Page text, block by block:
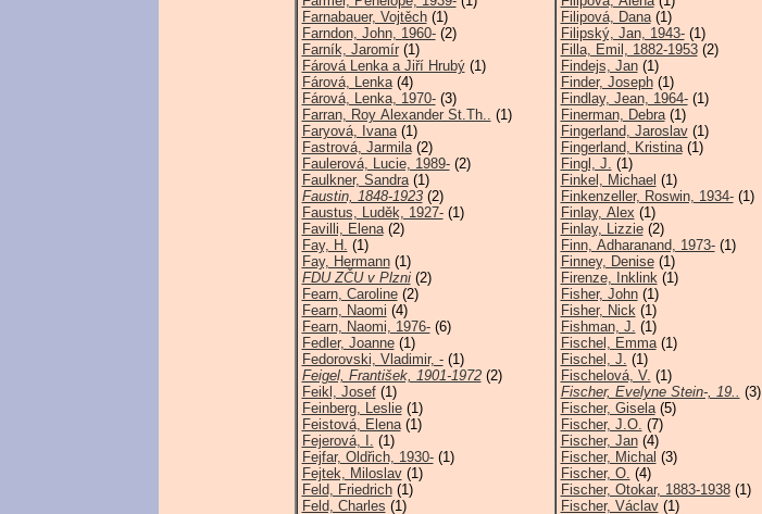
Farnabauer, Vojtěch(1)
Farndon, John, 1960-(2)
Farník, Jaromír(1)
Fárová Lenka a Jiří Hrubý(1)
Fárová, Lenka(4)
Fárová, Lenka, 1970-(3)
Farran, Roy Alexander St.Th.. (1)
Faryová, Ivana(1)
Fastrová, Jarmila(2)
Faulerová, Lucie, 1989-(2)
Faulkner, Sandra(1)
Faustin, 1848-1923(2)
Faustus, Luděk, 1927-(1)
Favilli, Elena(2)
Fay, H. (1)
Fay, Hermann(1)
FDU ZČU v Plzni(2)
Fearn, Caroline(2)
Fearn, Naomi (4)
Fearn, Naomi, 1976-(6)
Fedler, Joanne(1)
Fedorovski, Vladimir, -(1)
Feigel, František, 1901-1972(2)
Feikl, Josef(1)
Feinberg, Leslie(1)
Feistová, Elena(1)
Fejerová, I. (1)
Fejfar, Oldřich, 1930-(1)
Fejtek, Miloslav(1)
Feld, Friedrich(1)
Feld, Charles (1)
Filipová, Dana(1)
Filipský, Jan, 1943-(1)
Filla, Emil, 1882-1953(2)
Findejs, Jan(1)
Finder, Joseph(1)
Findlay, Jean, 1964-(1)
Finerman, Debra(1)
Fingerland, Jaroslav(1)
Fingerland, Kristina(1)
Fingl, J. (1)
Finkel, Michael (1)
Finkenzeller, Roswin, 1934-(1)
Finlay, Alex (1)
Finlay, Lizzie(2)
Finn, Adharanand, 1973-(1)
Finney, Denise(1)
Firenze, Inklink(1)
Fisher, John(1)
Fisher, Nick(1)
Fishman, J. (1)
Fischel, Emma(1)
Fischel, J. (1)
Fischelová, V. (1)
Fischer, Evelyne Stein-, 19.. (3)
Fischer, Gisela(5)
Fischer, J.O. (7)
Fischer, Jan(4)
Fischer, Michal (3)
Fischer, O. (4)
Fischer, Otokar, 1883-1938(1)
Fischer, Václav(1)